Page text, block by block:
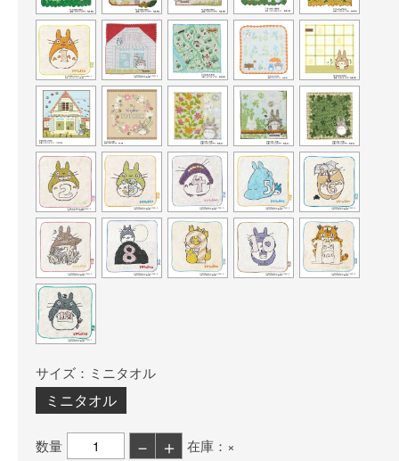
サイズ：ミニタオル
ミニタオル
数量 － ＋
在庫：×